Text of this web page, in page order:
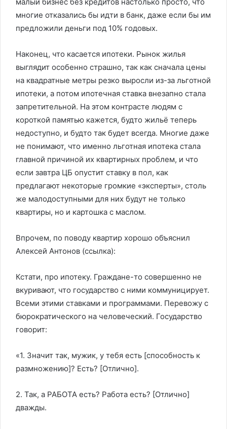
малый бизнес без кредитов настолько просто, что
многие отказались бы идти в банк, даже если бы им
предложили деньги под 10% годовых.
Наконец, что касается ипотеки. Рынок жилья
выглядит особенно страшно, так как сначала цены
на квадратные метры резко выросли из-за льготной
ипотеки, а потом ипотечная ставка внезапно стала
запретительной. На этом контрасте людям с
короткой памятью кажется, будто жильё теперь
недоступно, и будто так будет всегда. Многие даже
не понимают, что именно льготная ипотека стала
главной причиной их квартирных проблем, и что
если завтра ЦБ опустит ставку в пол, как
предлагают некоторые громкие «эксперты», столь
же малодоступными для них будут не только
квартиры, но и картошка с маслом.
Впрочем, по поводу квартир хорошо объяснил
Алексей Антонов (ссылка):
Кстати, про ипотеку. Граждане-то совершенно не
вкуривают, что государство с ними коммуницирует.
Всеми этими ставками и программами. Перевожу с
бюрократического на человеческий. Государство
говорит:
«1. Значит так, мужик, у тебя есть [способность к
размножению]? Есть? [Отлично].
2. Так, а РАБОТА есть? Работа есть? [Отлично]
дважды.